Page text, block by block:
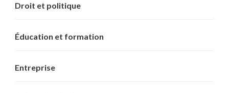
Droit et politique
Éducation et formation
Entreprise